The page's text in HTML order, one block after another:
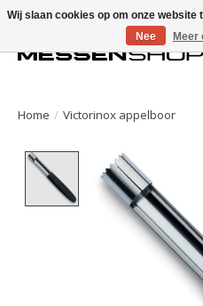
Home / Victorinox appelboor
Product image
Wij slaan cookies op om onze
Nee
Meer